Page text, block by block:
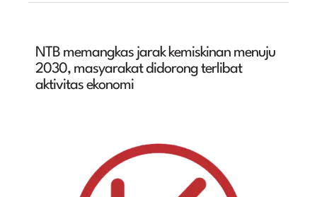
NTB memangkas jarak kemiskinan menuju
2030, masyarakat didorong terlibat
aktivitas ekonomi